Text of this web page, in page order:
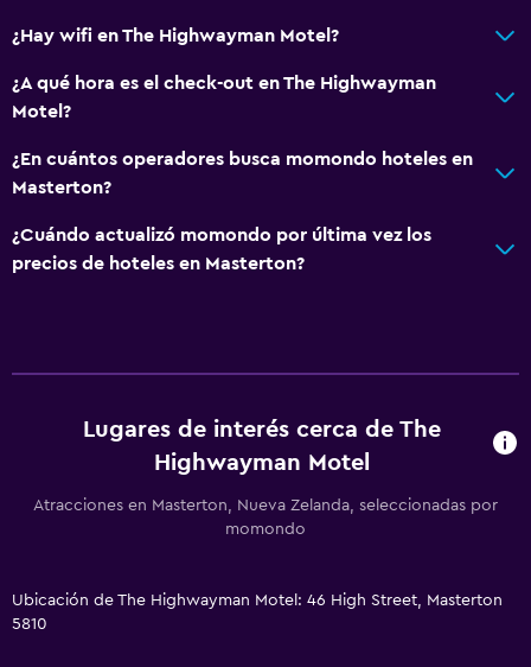
¿Hay wifi en The Highwayman Motel?
¿A qué hora es el check-out en The Highwayman
Motel?
¿En cuántos operadores busca momondo hoteles en
Masterton?
¿Cuándo actualizó momondo por última vez los
precios de hoteles en Masterton?
Lugares de interés cerca de The
Highwayman Motel
Atracciones en Masterton, Nueva Zelanda, seleccionadas por
momondo
Ubicación de The Highwayman Motel: 46 High Street, Masterton
5810